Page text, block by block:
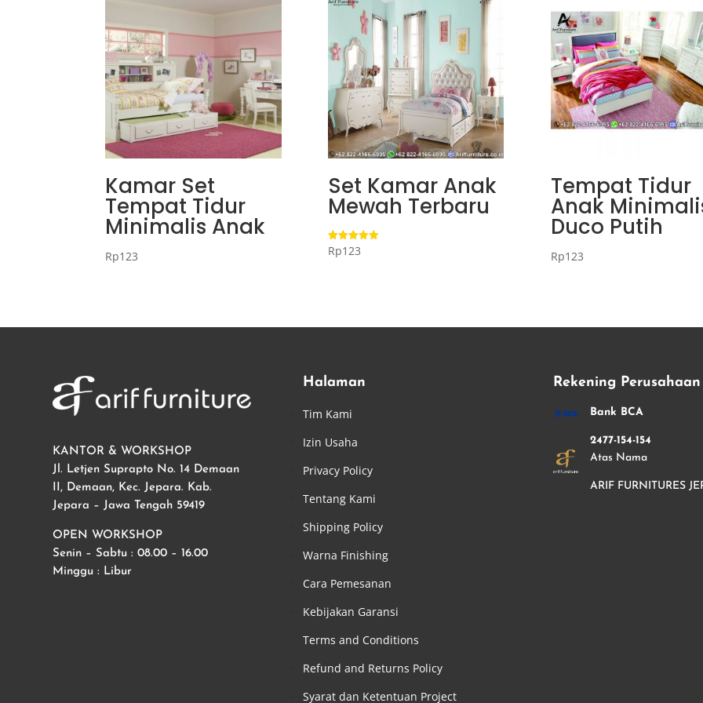
Kamar Set
Tempat Tidur
Minimalis Anak
Rp123
Set Kamar Anak
Mewah Terbaru
Dinilai
5.00
Rp123
Tempat Tidur
Anak
Duco Putih
Rp123
KANTOR & WORKSHOP
Jl. Letjen Suprapto No. 14 Demaan
II, Demaan, Kec. Jepara. Kab.
Jepara – Jawa Tengah 59419
OPEN WORKSHOP
Senin – Sabtu : 08.00 – 16.00
Minggu : Libur
Halaman
Tim Kami
Izin Usaha
Privacy Policy
Tentang Kami
Shipping Policy
Warna Finishing
Cara Pemesanan
Kebijakan Garansi
Terms and Conditions
Refund and Returns Policy
Syarat dan Ketentuan Project
Rekening Perusahaan
Bank BCA
2477-154-154
Atas Nama
ARIF FURNITURES